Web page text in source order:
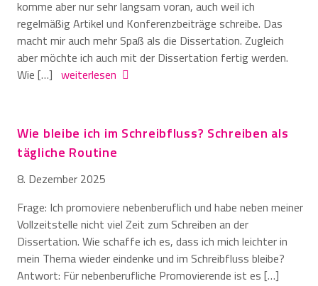
komme aber nur sehr langsam voran, auch weil ich
regelmäßig Artikel und Konferenzbeiträge schreibe. Das
macht mir auch mehr Spaß als die Dissertation. Zugleich
aber möchte ich auch mit der Dissertation fertig werden.
Wie […] weiterlesen
Wie bleibe ich im Schreibfluss? Schreiben als
tägliche Routine
8. Dezember 2025
Frage: Ich promoviere nebenberuflich und habe neben meiner
Vollzeitstelle nicht viel Zeit zum Schreiben an der
Dissertation. Wie schaffe ich es, dass ich mich leichter in
mein Thema wieder eindenke und im Schreibfluss bleibe?
Antwort: Für nebenberufliche Promovierende ist es […]